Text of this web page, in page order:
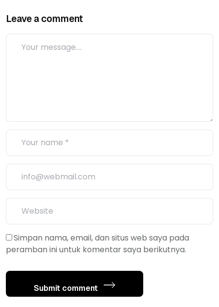
Leave a comment
Simpan nama, email, dan situs web saya pada
peramban ini untuk komentar saya berikutnya.
Submit comment